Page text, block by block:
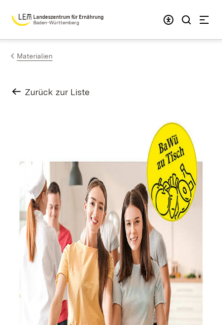
Zum Inhalt springen
Landeszentrum für Ernährung
Baden-Württemberg
Materialien
Zurück zur Liste